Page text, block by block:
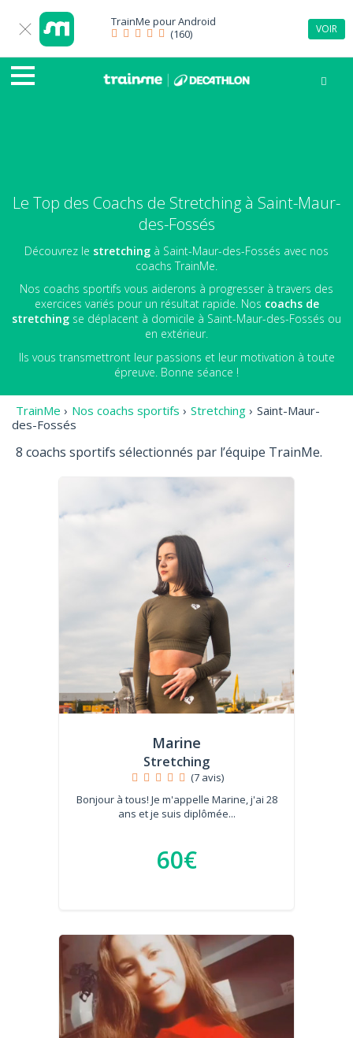
TrainMe pourAndroid
(160)
VOIR
Le Top des Coachs de Stretching à Saint-Maur-
des-Fossés
Découvrez le stretching à Saint-Maur-des-Fossés avec nos
coachs TrainMe.
Nos coachs sportifs vous aiderons à progresser à travers des
exercices variés pour un résultat rapide. Nos coachs de
stretching se déplacent à domicile à Saint-Maur-des-Fossés ou
en extérieur.
Ils vous transmettront leur passions et leur motivation à toute
épreuve. Bonne séance !
TrainMe › Nos coachs sportifs › Stretching › Saint-Maur-
des-Fossés
8 coachs sportifs sélectionnés par l’équipe TrainMe.
Marine
Stretching
(7 avis)
Bonjour à tous! Je m'appelle Marine, j'ai 28
ans et je suis diplômée...
60€